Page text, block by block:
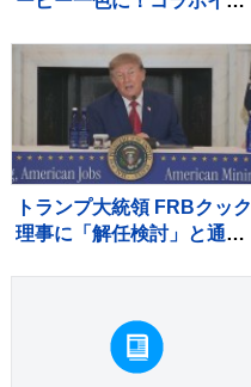
トランプ大統領 FRBクック
理事に「解任検討」と通